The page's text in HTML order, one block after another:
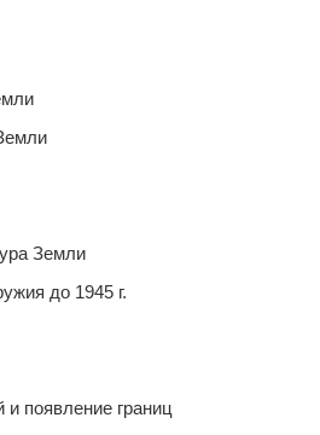
Земли
до 1945 г.
появление границ